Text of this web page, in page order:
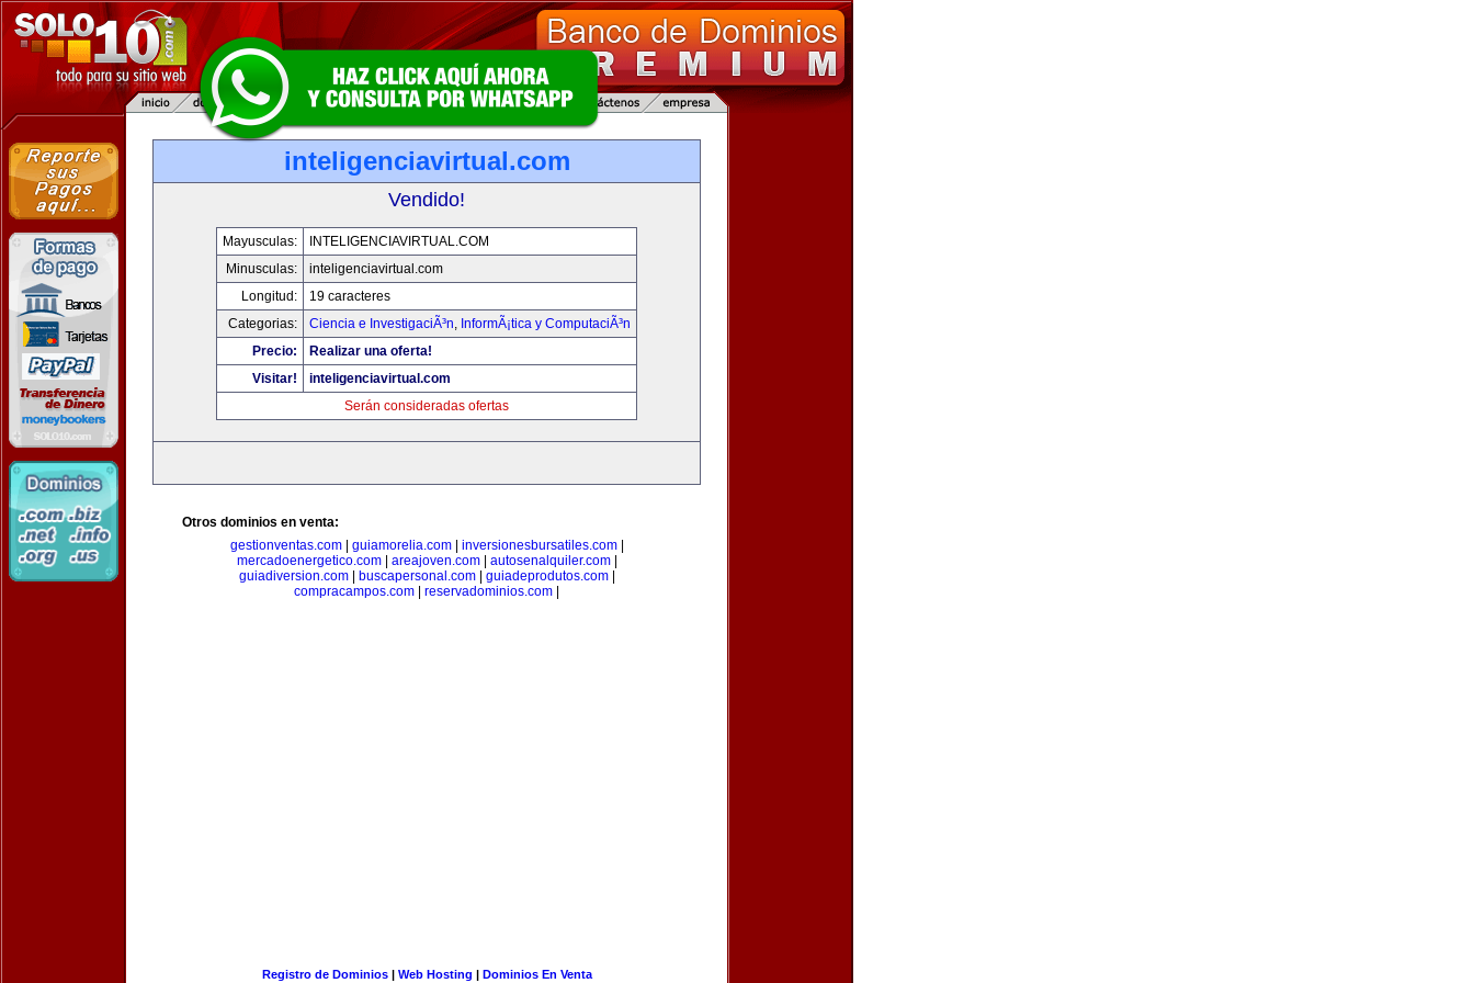
inteligenciavirtual.com
Vendido!
Mayusculas:
INTELIGENCIAVIRTUAL.COM
Minusculas:
inteligenciavirtual.com
Longitud:
19 caracteres
Categorias:
Ciencia e InvestigaciÃ³n, InformÃ¡tica y ComputaciÃ³n
Precio:
Realizar una oferta!
Visitar!
inteligenciavirtual.com
Serán consideradas ofertas
Otros dominios en venta:
gestionventas.com| guiamorelia.com| inversionesbursatiles.com|
mercadoenergetico.com| areajoven.com| autosenalquiler.com|
guiadiversion.com| buscapersonal.com| guiadeprodutos.com|
compracampos.com
reservadominios.com
Registro de Dominios| Web Hosting | Dominios En Venta